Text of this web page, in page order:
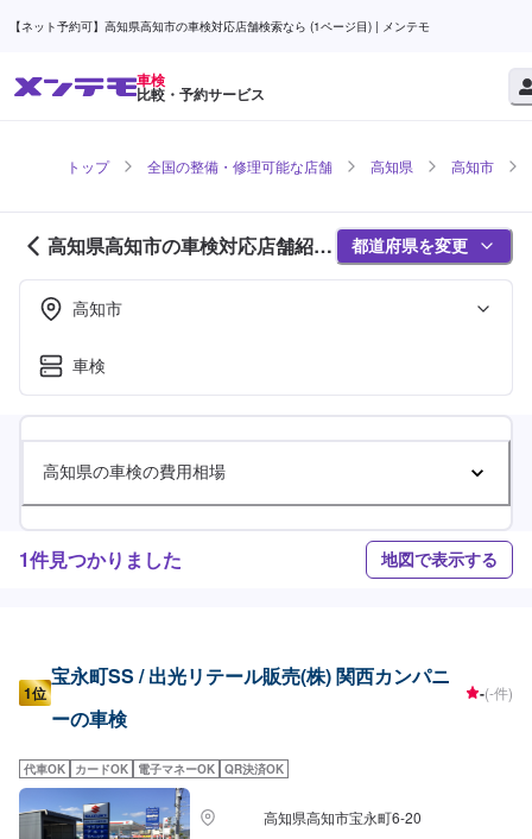
【ネット予約可】高知県高知市の車検対応店舗検索なら (1ページ目) | メンテモ
車検
比較・予約サービス
トップ 全国の整備・修理可能な店舗 高知県 高知市
高知県高知市の車検対応店舗紹介
(1ページ目)
都道府県を変更
高知市
車検
高知県の車検の費用相場
1件見つかりました 地図で表示する
1位
宝永町SS / 出光リテール販売(株) 関西カンパニ
ーの車検
-(-件)
代車OK カードOK 電子マネーOK QR決済OK
高知県高知市宝永町6-20